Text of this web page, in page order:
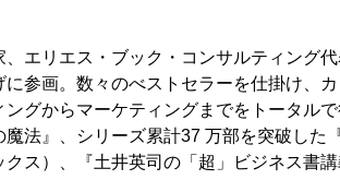
エリエス・ブック・コンサルティング
参画。数々のべストセラーを仕掛け、
グからマーケティングまでをトータル
法』、シリーズ累計37 万部を突破した
ス）、『土井英司の「超」ビジネス書